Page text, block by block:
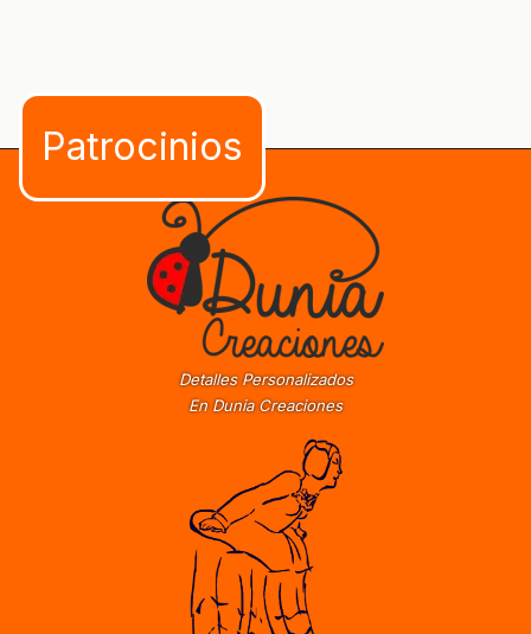
Detalles Personalizados
En Dunia Creaciones